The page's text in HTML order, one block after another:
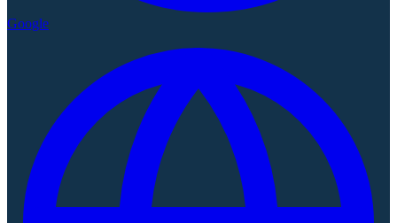
Google